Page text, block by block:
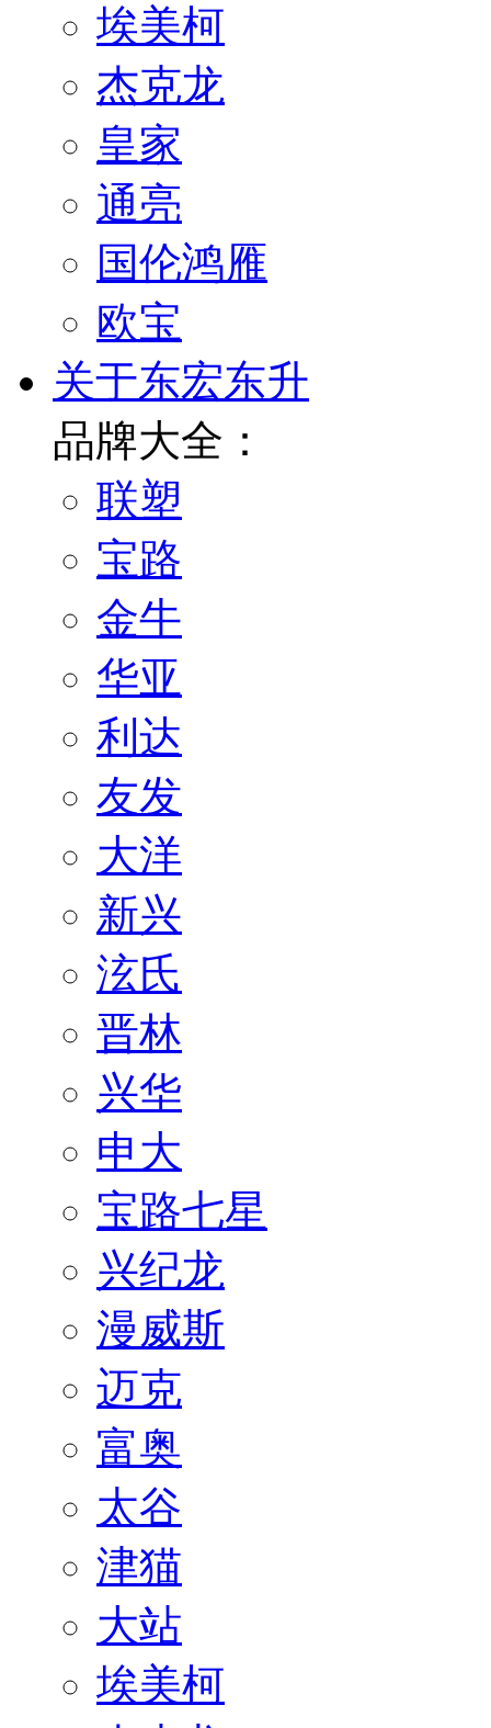
埃美柯
杰克龙
皇家
通亮
国伦鸿雁
欧宝
关于东宏东升
品牌大全：
联塑
宝路
金牛
华亚
利达
友发
大洋
新兴
泫氏
晋林
兴华
申大
宝路七星
兴纪龙
漫威斯
迈克
富奥
太谷
津猫
大站
埃美柯